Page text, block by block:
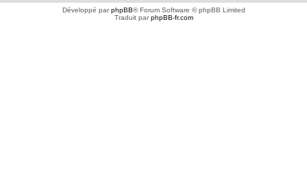
Développé parphpBB® Forum Software © phpBB Limited
Traduit parphpBB-fr.com